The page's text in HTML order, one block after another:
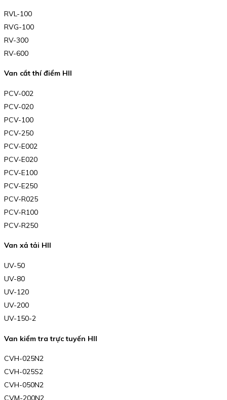
RVL-100
RVG-100
RV-300
RV-600
Van cắt thí điểm HII
PCV-002
PCV-020
PCV-100
PCV-250
PCV-E002
PCV-E020
PCV-E100
PCV-E250
PCV-R025
PCV-R100
PCV-R250
Van xả tải HII
UV-50
UV-80
UV-120
UV-200
UV-150-2
Van kiểm tra trực tuyến HII
CVH-025N2
CVH-025S2
CVH-050N2
CVM-200N2